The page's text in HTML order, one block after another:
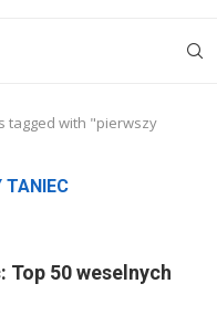
tagged with "pierwszy
TANIEC
Top 50 weselnych